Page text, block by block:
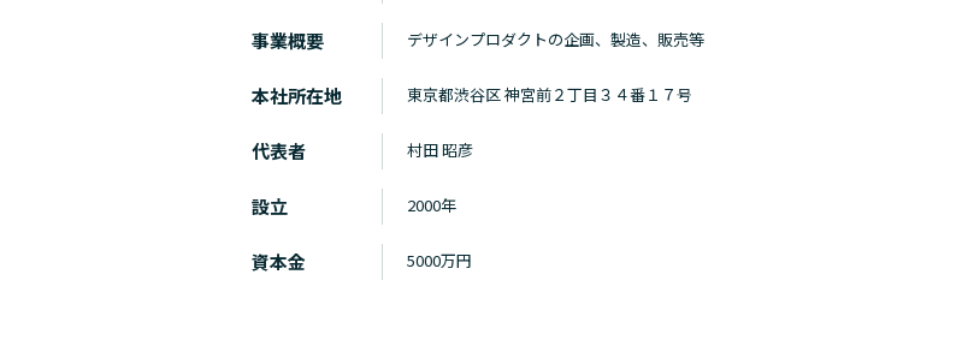
事業概要 デザインプロダクトの企画、製造、販売等
本社所在地 東京都渋谷区 神宮前２丁目３４番１７号
代表者 村田 昭彦
設立 2000年
資本金 5000万円